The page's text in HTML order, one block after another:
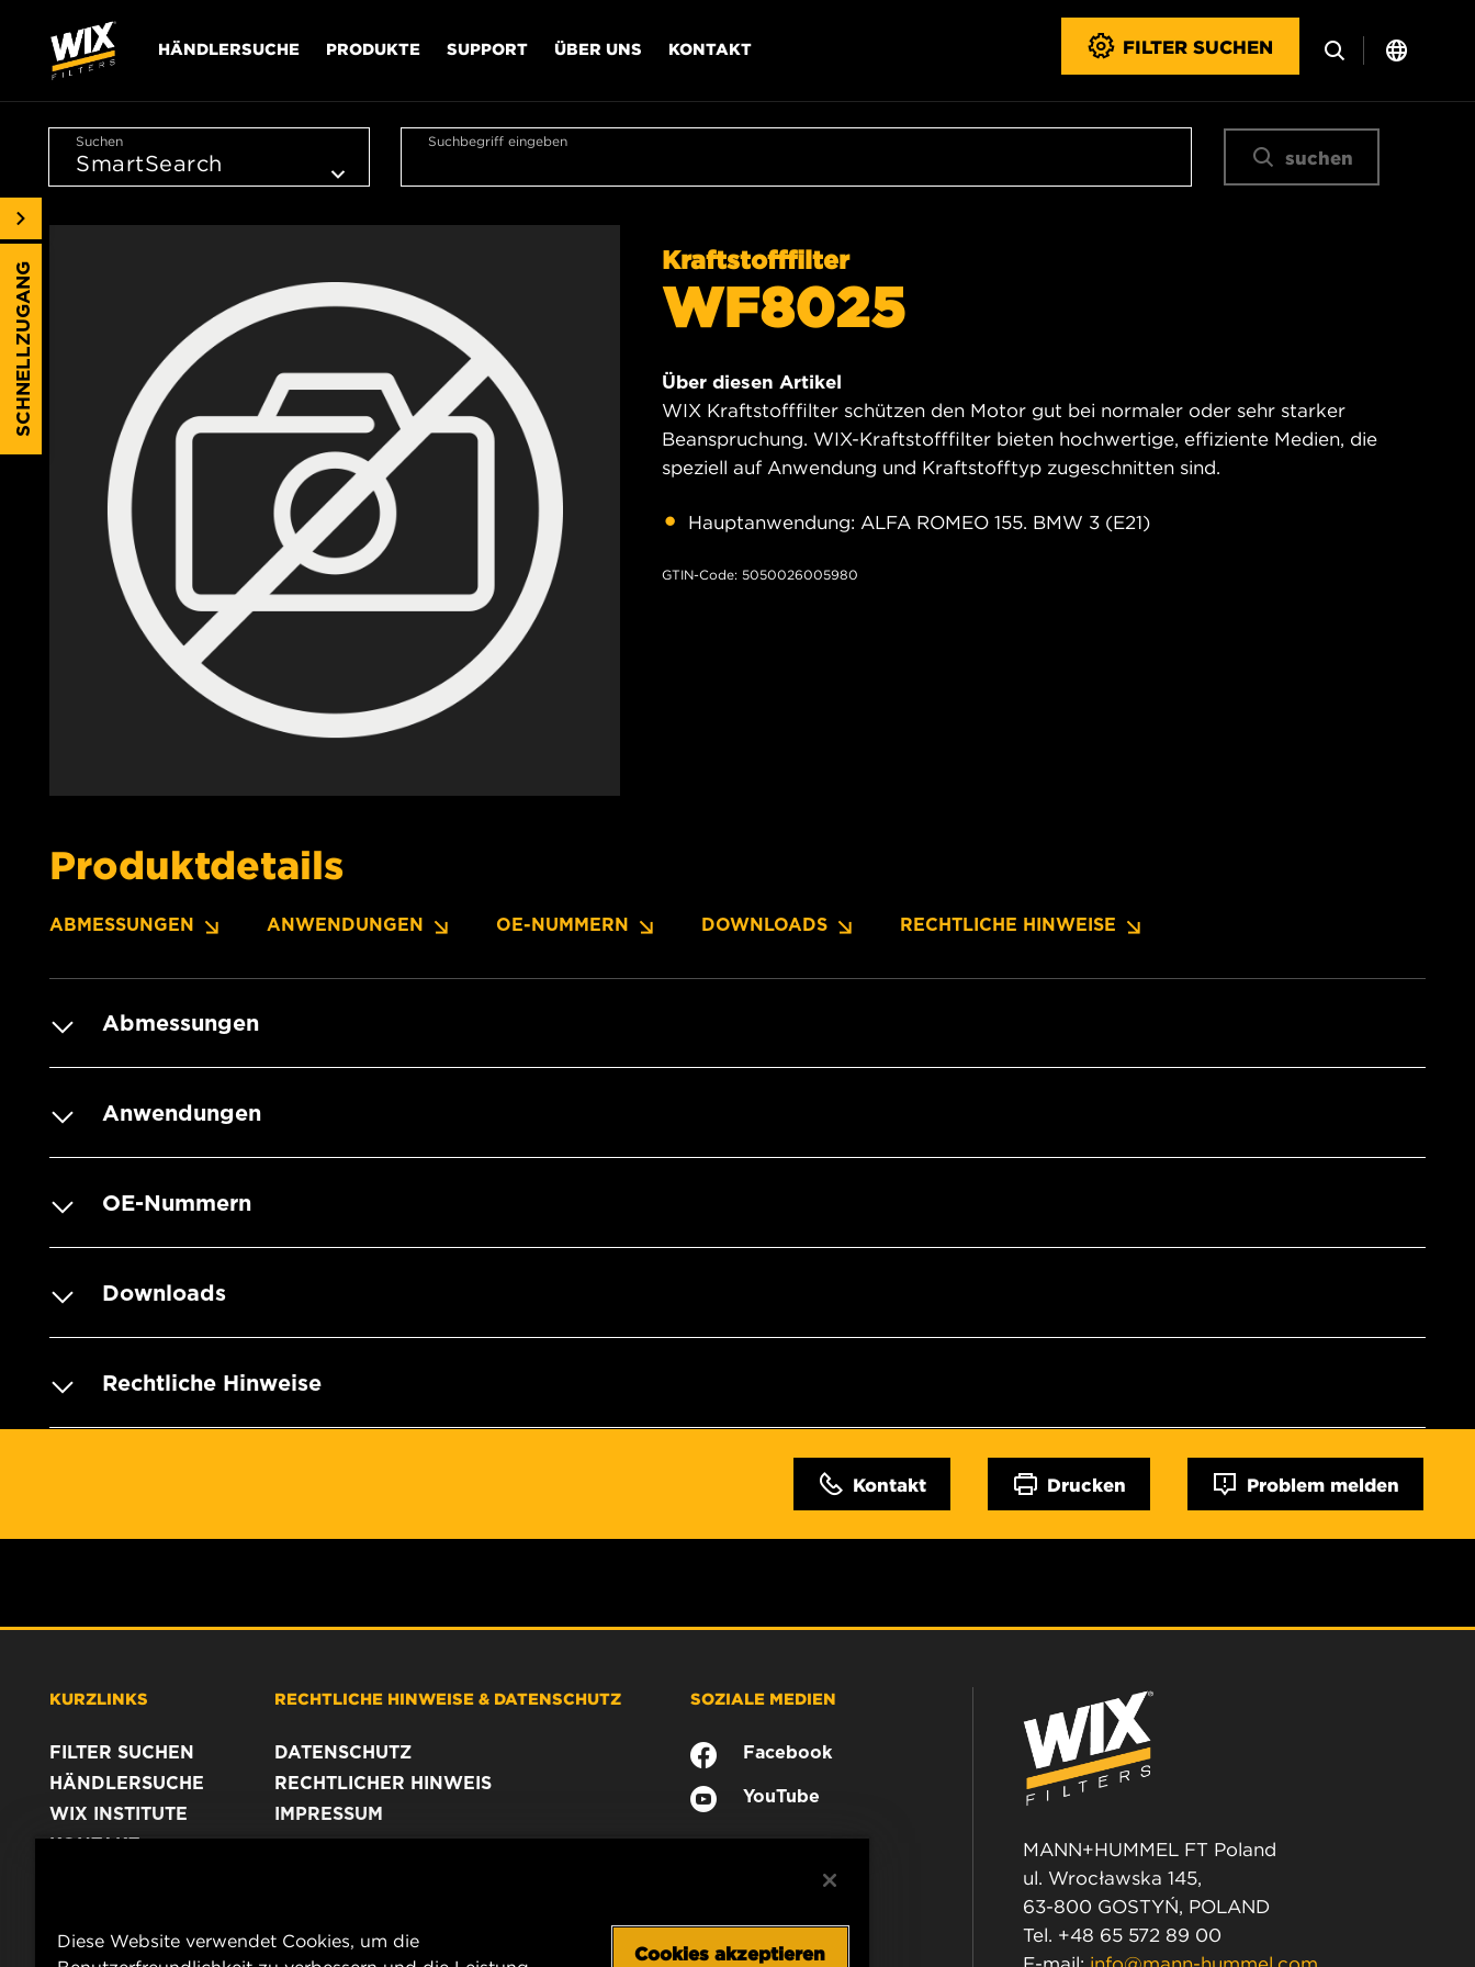
HÄNDLERSUCHE PRODUKTE SUPPORT ÜBER UNS KONTAKT FILTER SUCHEN
Suchen Suchbegriff eingeben
suchen
Kraftstofffilter
WF8025
Über diesen Artikel
WIX Kraftstofffilter schützen den Motor gut bei normaler oder sehr starker
Beanspruchung. WIX-Kraftstofffilter bieten hochwertige, effiziente Medien, die
speziell auf Anwendung und Kraftstofftyp zugeschnitten sind.
Hauptanwendung: ALFA ROMEO 155. BMW 3 (E21)
GTIN-Code: 5050026005980
Produktdetails
ABMESSUNGEN ANWENDUNGEN OE-NUMMERN DOWNLOADS RECHTLICHE HINWEISE
Abmessungen
Anwendungen
OE-Nummern
Downloads
Rechtliche Hinweise
Kontakt Drucken Problem melden
SCHNELLZUGANG
KURZLINKS
FILTER SUCHEN
HÄNDLERSUCHE
WIX INSTITUTE
KONTAKT
RECHTLICHE HINWEISE & DATENSCHUTZ
DATENSCHUTZ
RECHTLICHER HINWEIS
IMPRESSUM
SOZIALE MEDIEN
Facebook
YouTube
MANN+HUMMEL FT Poland
ul. Wrocławska 145,
63-800 GOSTYŃ, POLAND
Tel. +48 65 572 89 00
Diese Website verwendet Cookies, um die
Cookies akzeptieren